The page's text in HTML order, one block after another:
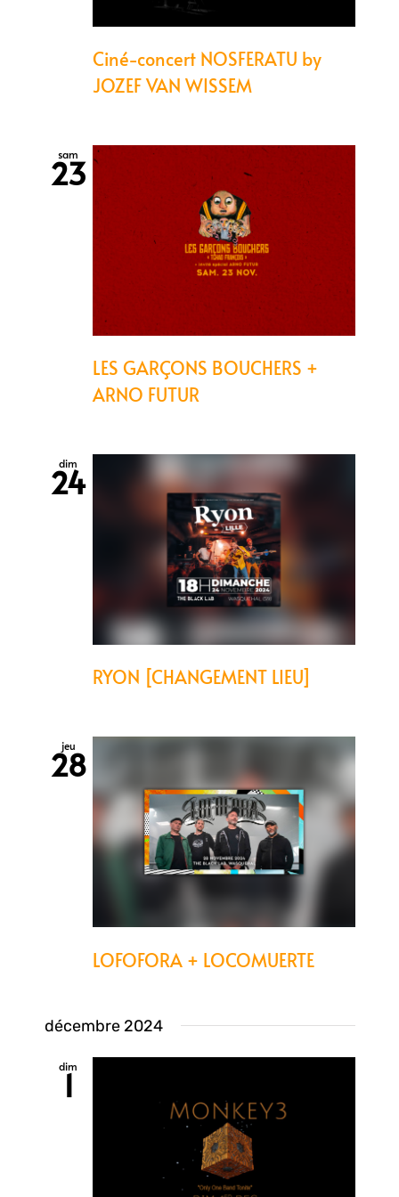
Ciné-concert NOSFERATU by
JOZEF VAN WISSEM
sam
23
LES GARÇONS BOUCHERS +
ARNO FUTUR
dim
24
RYON [CHANGEMENT LIEU]
jeu
28
LOFOFORA + LOCOMUERTE
décembre 2024
dim
1